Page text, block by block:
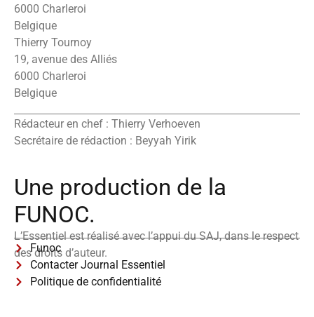
6000 Charleroi
Belgique
Thierry Tournoy
19, avenue des Alliés
6000 Charleroi
Belgique
Rédacteur en chef : Thierry Verhoeven
Secrétaire de rédaction : Beyyah Yirik
Une production de la
FUNOC.
L’Essentiel est réalisé avec l’appui du SAJ, dans le respect
des droits d’auteur.
Funoc
Contacter Journal Essentiel
Politique de confidentialité